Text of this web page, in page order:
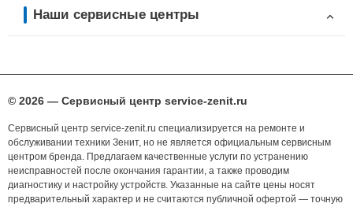
Наши сервисные центры
© 2026 — Сервисный центр service-zenit.ru
Сервисный центр service-zenit.ru специализируется на ремонте и
обслуживании техники Зенит, но не является официальным сервисным
центром бренда. Предлагаем качественные услуги по устранению
неисправностей после окончания гарантии, а также проводим
диагностику и настройку устройств. Указанные на сайте цены носят
предварительный характер и не считаются публичной офертой — точную